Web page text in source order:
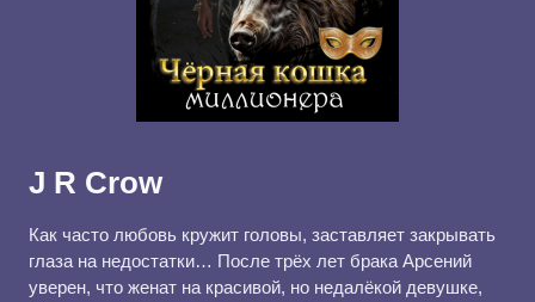
J R Crow
Как часто любовь кружит головы, заставляет закрывать
глаза на недостатки… После трёх лет брака Арсений
уверен, что женат на красивой, но недалёкой девушке,